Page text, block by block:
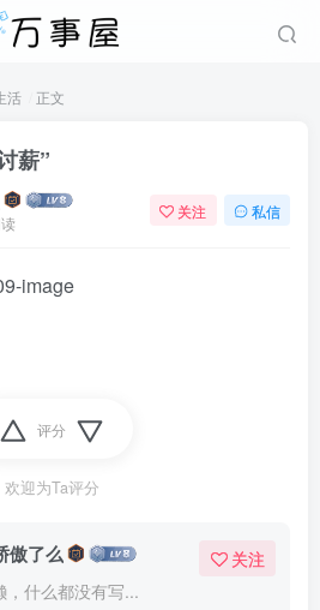
活 正文
薪”
关注 私信
评分
欢迎为Ta评分
傲了么
，什么都没有写...
关注